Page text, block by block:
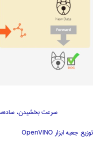
سرعت بخشیدن،
توزیع جعبه‌ ابزار OpenVINO